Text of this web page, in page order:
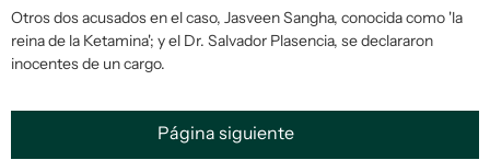
Otros dos acusados en el caso, Jasveen Sangha, conocida como 'la
reina de la Ketamina'; y el Dr. Salvador Plasencia, se declararon
inocentes de un cargo.
Página siguiente